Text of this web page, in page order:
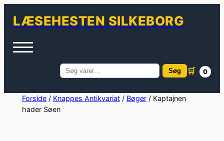
LÆSEHESTEN SILKEBORG
Søg
Søg 🛒 0
SpringForside/ Knappes Antikvariat/ Bøger/ Kaptajnen
hader Søen